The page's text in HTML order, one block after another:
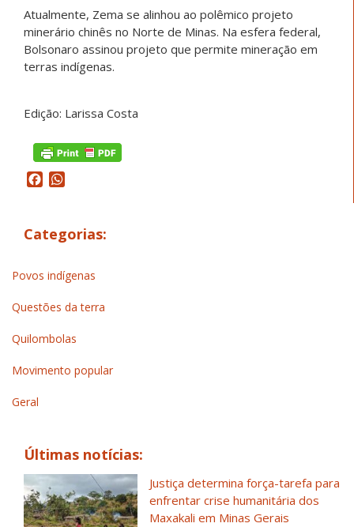
Atualmente, Zema se alinhou ao polêmico projeto
minerário chinês no Norte de Minas. Na esfera federal,
Bolsonaro assinou projeto que permite mineração em
terras indígenas.
Edição: Larissa Costa
Facebook
Categorias:
Povos indígenas
Questões da terra
Quilombolas
Movimento popular
Geral
Últimas notícias:
Justiça determina força-tarefa para
enfrentar crise humanitária dos
Maxakali em Minas Gerais